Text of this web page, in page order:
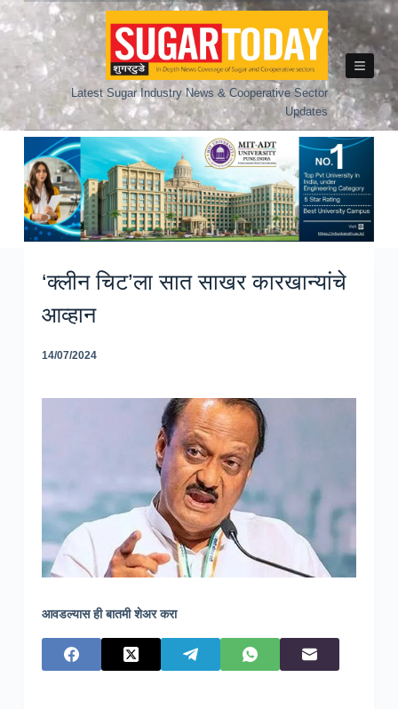
Skip
to
Latest Sugar Industry News & Cooperative Sector
Updates
‘क्लीन चिट’ला सात साखर कारखान्यांचे
आव्हान
14/07/2024
आवडल्यास ही बातमी शेअर करा